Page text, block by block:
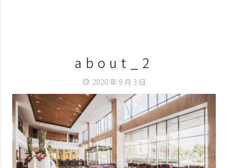
about_2
access_time 2020 年 9 月 3 日